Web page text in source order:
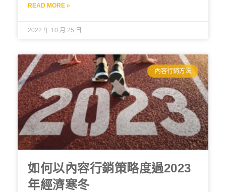
READ MORE »
2022 年 10 月 25 日
內容行銷方法
如何以內容行銷策略度過2023
年經濟寒冬